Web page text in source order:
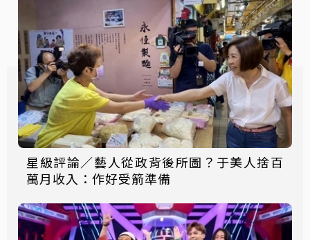
星級評論／藝人從政背後所圖？于美人捨百
萬月收入：作好受箭準備